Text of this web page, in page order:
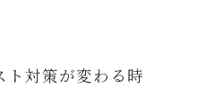
ト対策が変わる時